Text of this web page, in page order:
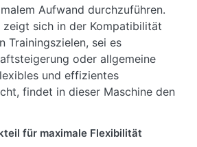
Aufwand durchzuführen.
zeigt sich in der Kompatibilität
Trainingszielen, sei es
oder allgemeine
und effizientes
findet in dieser Maschine den
für maximale Flexibilität